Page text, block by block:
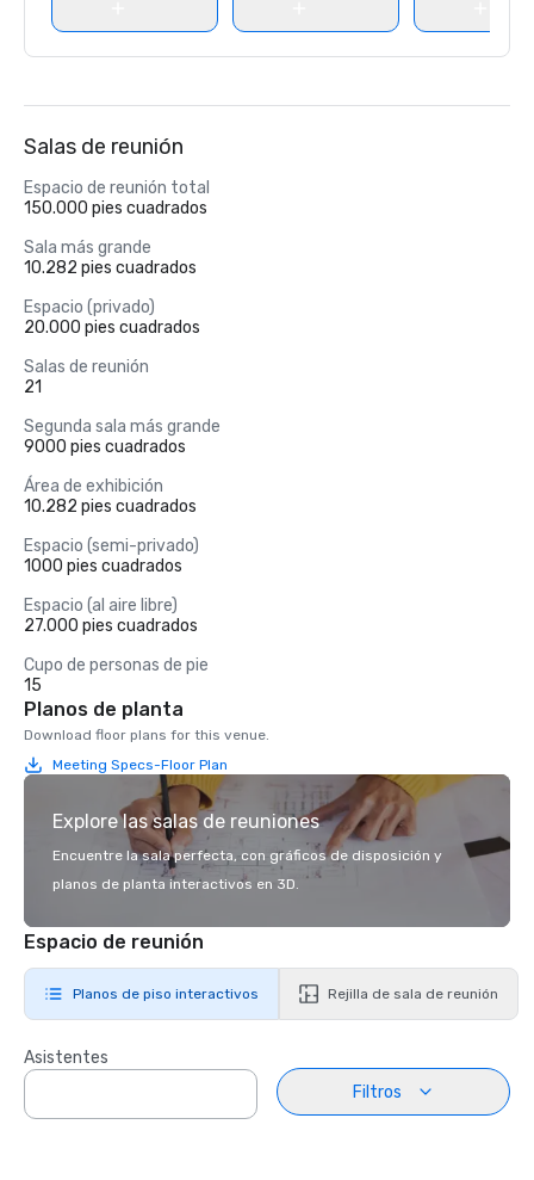
Salas de reunión
Espacio de reunión total
150.000 pies cuadrados
Sala más grande
10.282 pies cuadrados
Espacio (privado)
20.000 pies cuadrados
Salas de reunión
21
Segunda sala más grande
9000 pies cuadrados
Área de exhibición
10.282 pies cuadrados
Espacio (semi-privado)
1000 pies cuadrados
Espacio (al aire libre)
27.000 pies cuadrados
Cupo de personas de pie
15
Planos de planta
Download floor plans for this venue.
Meeting Specs-Floor Plan
Explore las salas de reuniones
Encuentre la sala perfecta, con gráficos de disposición y
planos de planta interactivos en 3D.
Espacio de reunión
Planos de piso interactivos Rejilla de sala de reunión
Asistentes
Filtros